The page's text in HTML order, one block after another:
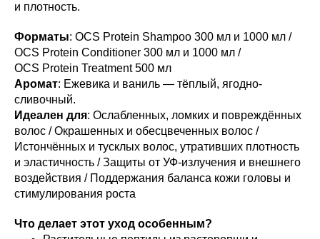
и плотность.
Форматы: OCS Protein Shampoo 300 мл и 1000 мл /
OCS Protein Conditioner 300 мл и 1000 мл /
OCS Protein Treatment 500 мл
Аромат: Ежевика и ваниль — тёплый, ягодно-
сливочный.
Идеален для: Ослабленных, ломких и повреждённых
волос / Окрашенных и обесцвеченных волос /
Истончённых и тусклых волос, утративших плотность
и эластичность / Защиты от УФ-излучения и внешнего
воздействия / Поддержания баланса кожи головы и
стимулирования роста
Что делает этот уход особенным?